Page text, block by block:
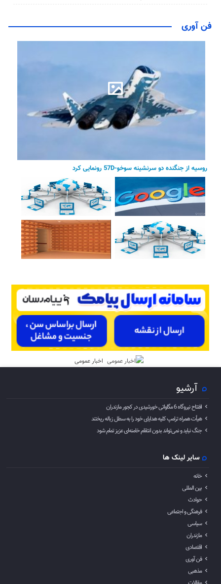
فن آوری
روسیه از جنگنده دو سرنشینه سوخو-57D رونمایی کرد
اخبار عمومی
آرشیو
افتتاح نیروگاه 6 مگاواتی خورشیدی در کجور مازندران
هیأت همراه ترامپ کلیه هدایای خود را به سطل زباله ریختند
جنگ نباید و نمی‌تواند بدون انتقام خامنه‌ای عزیز تمام شود
سایر لینک ها
خانه
بین المللی
حوادث
فرهنگی و اجتماعی
سیاسی
مازندران
اقتصادی
فن آوری
مذهبی